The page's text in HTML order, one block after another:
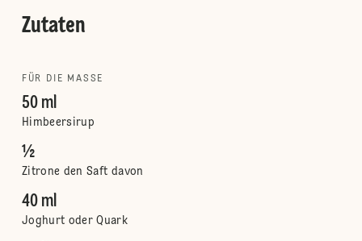
Zutaten
FÜR DIE MASSE
50 ml
Himbeersirup
½
Zitrone den Saft davon
40 ml
Joghurt oder Quark